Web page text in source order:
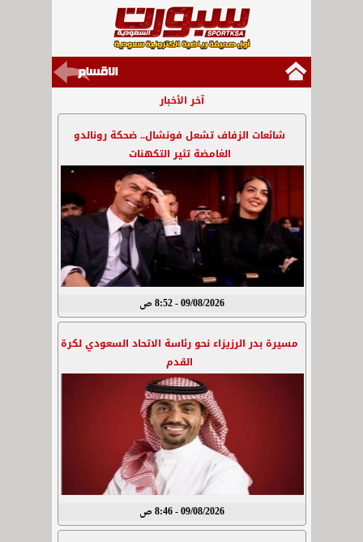
آخر الأخبار
شائعات الزفاف تشعل فونشال.. ضحكة رونالدو
الغامضة تثير التكهنات
09/08/2026 - 8:52 ص
مسيرة بدر الرزيزاء نحو رئاسة الاتحاد السعودي لكرة
القدم
09/08/2026 - 8:46 ص